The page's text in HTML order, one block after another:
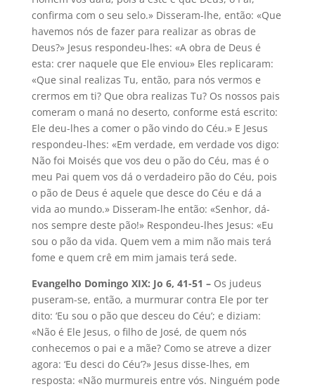
confirma com o seu selo.» Disseram-lhe, então: «Que
havemos nós de fazer para realizar as obras de
Deus?» Jesus respondeu-lhes: «A obra de Deus é
esta: crer naquele que Ele enviou» Eles replicaram:
«Que sinal realizas Tu, então, para nós vermos e
crermos em ti? Que obra realizas Tu? Os nossos pais
comeram o maná no deserto, conforme está escrito:
Ele deu-lhes a comer o pão vindo do Céu.» E Jesus
respondeu-lhes: «Em verdade, em verdade vos digo:
Não foi Moisés que vos deu o pão do Céu, mas é o
meu Pai quem vos dá o verdadeiro pão do Céu, pois
o pão de Deus é aquele que desce do Céu e dá a
vida ao mundo.» Disseram-lhe então: «Senhor, dá-
nos sempre deste pão!» Respondeu-lhes Jesus: «Eu
sou o pão da vida. Quem vem a mim não mais terá
fome e quem crê em mim jamais terá sede.
Evangelho Domingo XIX: Jo 6, 41-51 –Os judeus
puseram-se, então, a murmurar contra Ele por ter
dito: ‘Eu sou o pão que desceu do Céu’; e diziam:
«Não é Ele Jesus, o filho de José, de quem nós
conhecemos o pai e a mãe? Como se atreve a dizer
agora: ‘Eu desci do Céu’?» Jesus disse-lhes, em
resposta: «Não murmureis entre vós. Ninguém pode